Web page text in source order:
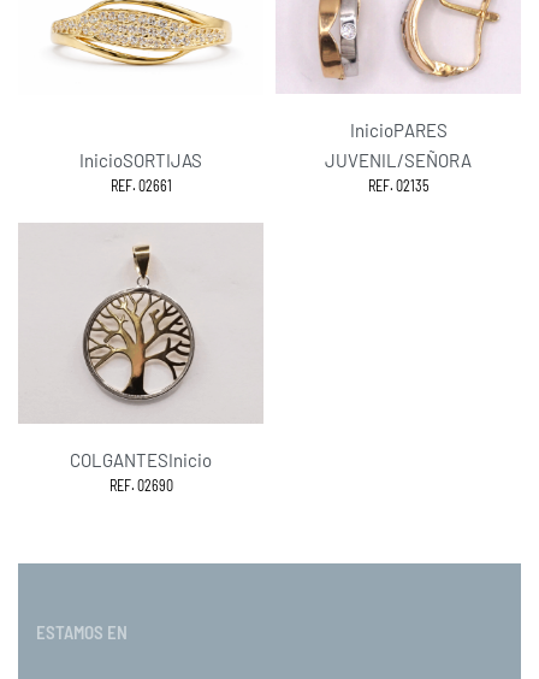
InicioSORTIJAS
REF. 02661
InicioPARES
JUVENIL/SEÑORA
REF. 02135
COLGANTESInicio
REF. 02690
ESTAMOS EN